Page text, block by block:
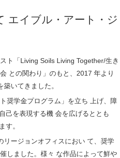
plus
エイブル・アート・ジ
ト「Living Soils Living Together/生き
との関わり」のもと、2017 年より
いてきました。
奨学金プログラム」を立ち 上げ、障
己を表現する機 会を広げるととも
す。
ージョンオフィスにおい て、奨学
しました。様々 な作品によって鮮や